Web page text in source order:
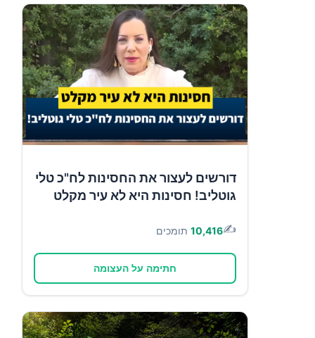
דורשים לעצור את החסינות לח"כ טלי
גוטליב! חסינות היא לא עיר מקלט
✍️
10,416 תומכים
חתימה על העצומה